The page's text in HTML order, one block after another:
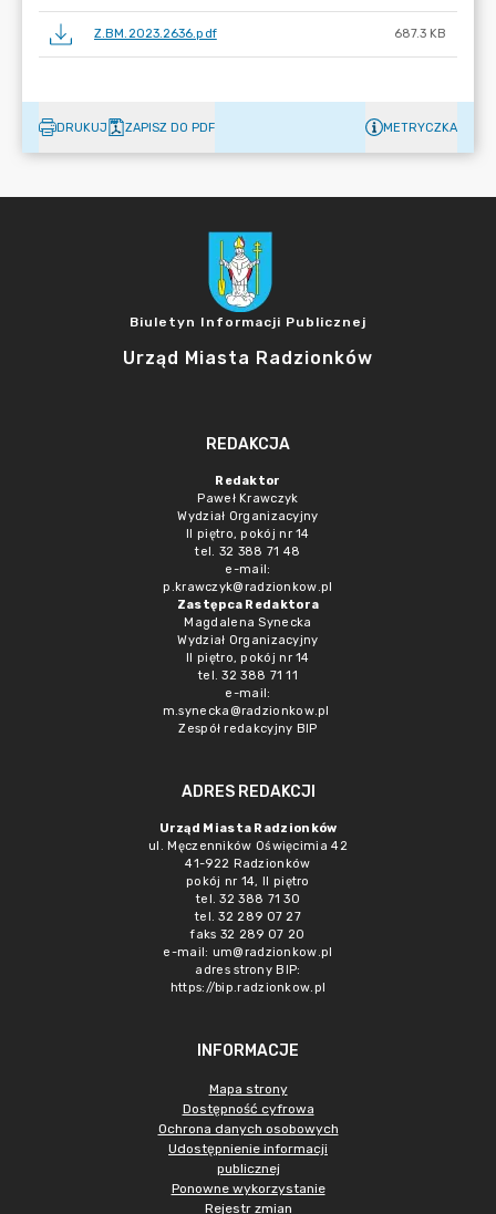
Z.BM.2023.2636.pdf 687.3 KB
DRUKUJ ZAPISZ DO PDF METRYCZKA
Biuletyn Informacji Publicznej
Urząd Miasta Radzionków
REDAKCJA
Redaktor
Paweł Krawczyk
Wydział Organizacyjny
II piętro, pokój nr 14
tel. 32 388 71 48
e-mail:
p.krawczyk@radzionkow.pl
Zastępca Redaktora
Magdalena Synecka
Wydział Organizacyjny
II piętro, pokój nr 14
tel. 32 388 71 11
e-mail:
m.synecka@radzionkow.pl
Zespół redakcyjny BIP
ADRES REDAKCJI
Urząd Miasta Radzionków
ul. Męczenników Oświęcimia 42
41-922 Radzionków
pokój nr 14, II piętro
tel. 32 388 71 30
tel. 32 289 07 27
faks 32 289 07 20
e-mail: um@radzionkow.pl
adres strony BIP:
https://bip.radzionkow.pl
INFORMACJE
Mapa strony
Dostępność cyfrowa
Ochrona danych osobowych
Udostępnienie informacji
publicznej
Ponowne wykorzystanie
Rejestr zmian